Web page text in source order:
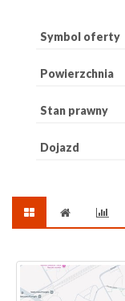
Symbol oferty
Powierzchnia
Stan prawny
Dojazd